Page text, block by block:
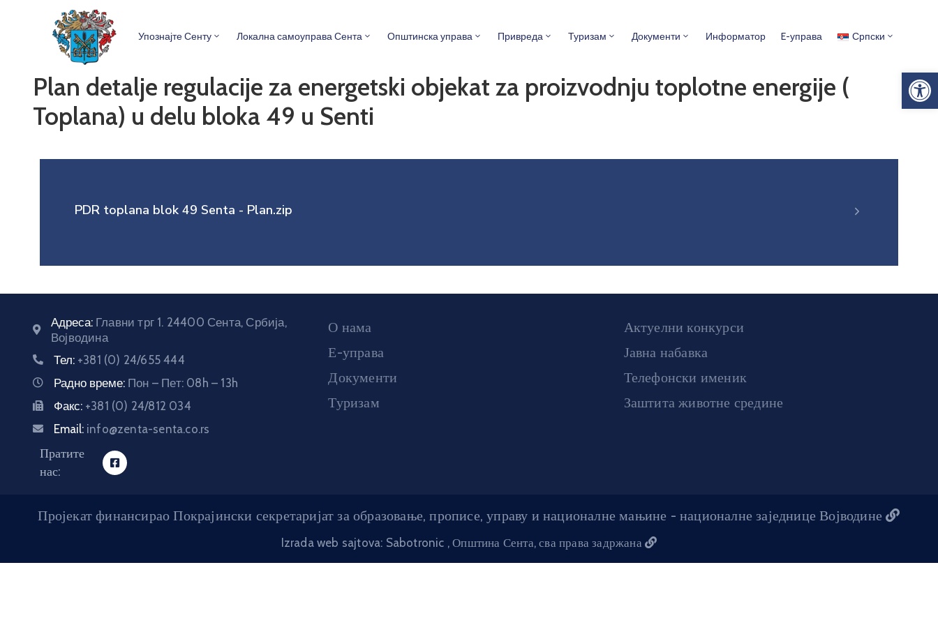
Упознајте Сенту Локална самоуправа Сента Општинска управа Привреда Туризам Документи Информатор E-управа Српски
Plan detalje regulacije za energetski objekat za proizvodnju toplotne energije (
Toplana) u delu bloka 49 u Senti
PDR toplana blok 49 Senta - Plan.zip
Адреса: Главни трг 1. 24400 Сента, Србија,
Војводина
Тел: +381 (0) 24/655 444
Радно време: Пон – Пет: 08h – 13h
Факс: +381 (0) 24/812 034
Email: info@zenta-senta.co.rs
Пратите
нас:
О нама
Е-управа
Документи
Туризам
Актуелни конкурси
Јавна набавка
Телефонски именик
Заштита животне средине
Пројекат финансирао Покрајински секретаријат за образовање, прописе, управу и националне мањине - националне заједнице Војводине
Izrada web sajtova: Sabotronic , Општина Сента, сва права задржана